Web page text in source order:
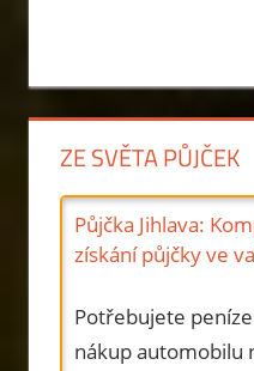
ZE SVĚTA PŮJČEK
Půjčka Jihlava:
získání půjčky ve
Potřebujete
nákup automobilu